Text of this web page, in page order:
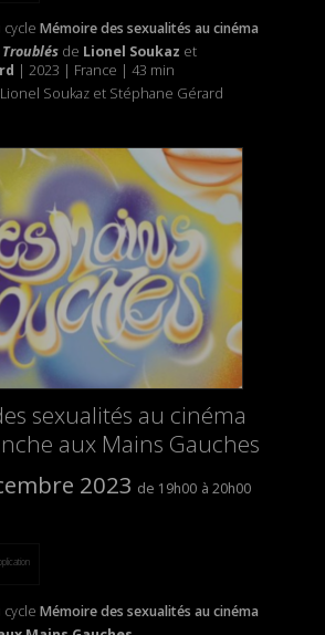
cycle Mémoire des sexualités au cinéma
de Lionel Soukaz et
| 2023 | France | 43 min
Soukaz et Stéphane Gérard
sexualités au cinéma
aux Mains Gauches
2023
19h00 20h00
cycle Mémoire des sexualités au cinéma